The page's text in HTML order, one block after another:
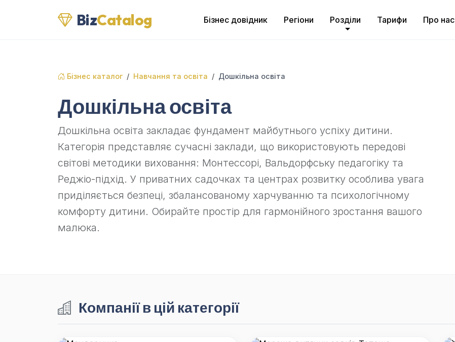
BizCatalog Бізнес довідник Регіони Розділи Тарифи Про нас
Бізнес каталог Навчання та освіта Дошкільна освіта
Дошкільна освіта
Дошкільна освіта закладає фундамент майбутнього успіху дитини.
Категорія представляє сучасні заклади, що використовують передові
світові методики виховання: Монтессорі, Вальдорфську педагогіку та
Реджіо-підхід. У приватних садочках та центрах розвитку особлива увага
приділяється безпеці, збалансованому харчуванню та психологічному
комфорту дитини. Обирайте простір для гармонійного зростання вашого
малюка.
Компанії в цій категорії